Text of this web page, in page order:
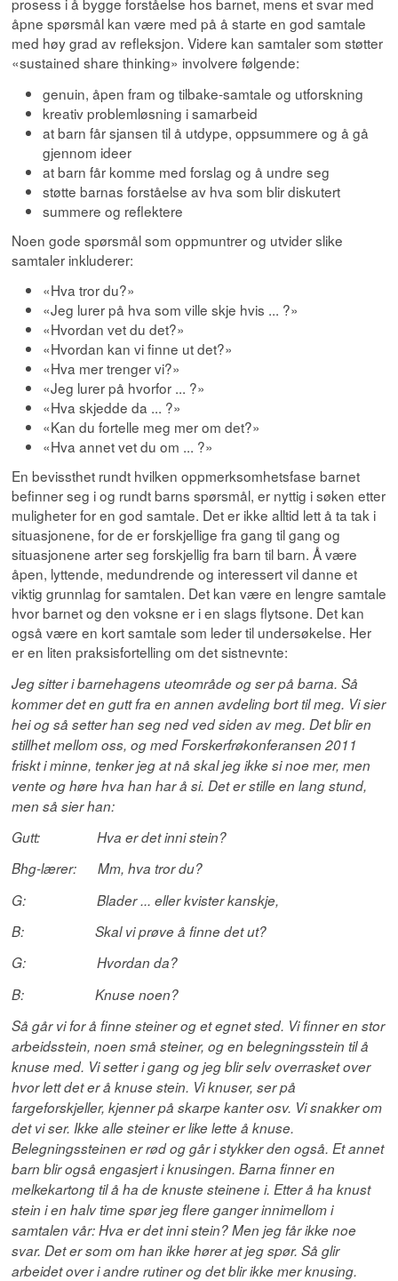
prosess i å bygge forståelse hos barnet, mens et svar med
åpne spørsmål kan være med på å starte en god samtale
med høy grad av refleksjon. Videre kan samtaler som støtter
«sustained share thinking» involvere følgende:
genuin, åpen fram og tilbake-samtale og utforskning
kreativ problemløsning i samarbeid
at barn får sjansen til å utdype, oppsummere og å gå
gjennom ideer
at barn får komme med forslag og å undre seg
støtte barnas forståelse av hva som blir diskutert
summere og reflektere
Noen gode spørsmål som oppmuntrer og utvider slike
samtaler inkluderer:
«Hva tror du?»
«Jeg lurer på hva som ville skje hvis ... ?»
«Hvordan vet du det?»
«Hvordan kan vi finne ut det?»
«Hva mer trenger vi?»
«Jeg lurer på hvorfor ... ?»
«Hva skjedde da ... ?»
«Kan du fortelle meg mer om det?»
«Hva annet vet du om ... ?»
En bevissthet rundt hvilken oppmerksomhetsfase barnet
befinner seg i og rundt barns spørsmål, er nyttig i søken etter
muligheter for en god samtale. Det er ikke alltid lett å ta tak i
situasjonene, for de er forskjellige fra gang til gang og
situasjonene arter seg forskjellig fra barn til barn. Å være
åpen, lyttende, medundrende og interessert vil danne et
viktig grunnlag for samtalen. Det kan være en lengre samtale
hvor barnet og den voksne er i en slags flytsone. Det kan
også være en kort samtale som leder til undersøkelse. Her
er en liten praksisfortelling om det sistnevnte:
Jeg sitter i barnehagens uteområde og ser på barna. Så
kommer det en gutt fra en annen avdeling bort til meg. Vi sier
hei og så setter han seg ned ved siden av meg. Det blir en
stillhet mellom oss, og med Forskerfrøkonferansen 2011
friskt i minne, tenker jeg at nå skal jeg ikke si noe mer, men
vente og høre hva han har å si. Det er stille en lang stund,
men så sier han:
Gutt: Hva er det inni stein?
Bhg-lærer: Mm, hva tror du?
G: Blader ... eller kvister kanskje,
B: Skal vi prøve å finne det ut?
G: Hvordan da?
B: Knuse noen?
Så går vi for å finne steiner og et egnet sted. Vi finner en stor
arbeidsstein, noen små steiner, og en belegningsstein til å
knuse med. Vi setter i gang og jeg blir selv overrasket over
hvor lett det er å knuse stein. Vi knuser, ser på
fargeforskjeller, kjenner på skarpe kanter osv. Vi snakker om
det vi ser. Ikke alle steiner er like lette å knuse.
Belegningssteinen er rød og går i stykker den også. Et annet
barn blir også engasjert i knusingen. Barna finner en
melkekartong til å ha de knuste steinene i. Etter å ha knust
stein i en halv time spør jeg flere ganger innimellom i
samtalen vår: Hva er det inni stein? Men jeg får ikke noe
svar. Det er som om han ikke hører at jeg spør. Så glir
arbeidet over i andre rutiner og det blir ikke mer knusing.